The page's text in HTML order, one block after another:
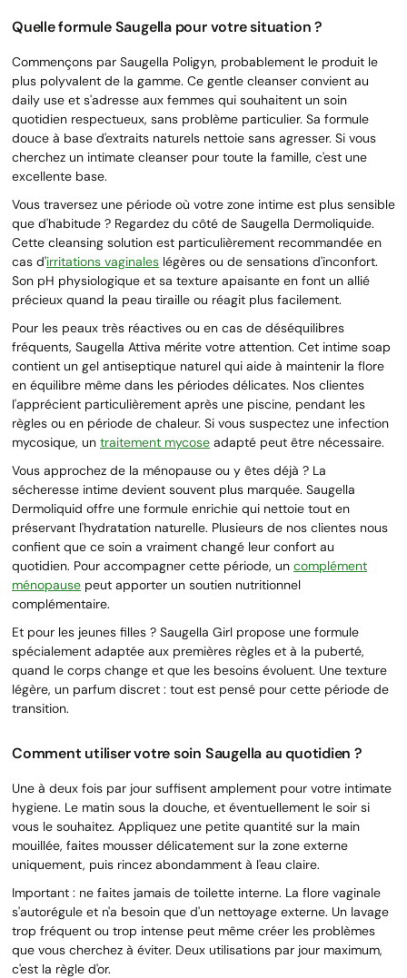
Quelle formule Saugella pour votre situation ?
Commençons par Saugella Poligyn, probablement le produit le
plus polyvalent de la gamme. Ce gentle cleanser convient au
daily use et s'adresse aux femmes qui souhaitent un soin
quotidien respectueux, sans problème particulier. Sa formule
douce à base d'extraits naturels nettoie sans agresser. Si vous
cherchez un intimate cleanser pour toute la famille, c'est une
excellente base.
Vous traversez une période où votre zone intime est plus sensible
que d'habitude ? Regardez du côté de Saugella Dermoliquide.
Cette cleansing solution est particulièrement recommandée en
cas d'irritations vaginales légères ou de sensations d'inconfort.
Son pH physiologique et sa texture apaisante en font un allié
précieux quand la peau tiraille ou réagit plus facilement.
Pour les peaux très réactives ou en cas de déséquilibres
fréquents, Saugella Attiva mérite votre attention. Cet intime soap
contient un gel antiseptique naturel qui aide à maintenir la flore
en équilibre même dans les périodes délicates. Nos clientes
l'apprécient particulièrement après une piscine, pendant les
règles ou en période de chaleur. Si vous suspectez une infection
mycosique, un traitement mycose adapté peut être nécessaire.
Vous approchez de la ménopause ou y êtes déjà ? La
sécheresse intime devient souvent plus marquée. Saugella
Dermoliquid offre une formule enrichie qui nettoie tout en
préservant l'hydratation naturelle. Plusieurs de nos clientes nous
confient que ce soin a vraiment changé leur confort au
quotidien. Pour accompagner cette période, un complément
ménopause peut apporter un soutien nutritionnel
complémentaire.
Et pour les jeunes filles ? Saugella Girl propose une formule
spécialement adaptée aux premières règles et à la puberté,
quand le corps change et que les besoins évoluent. Une texture
légère, un parfum discret : tout est pensé pour cette période de
transition.
Comment utiliser votre soin Saugella au quotidien ?
Une à deux fois par jour suffisent amplement pour votre intimate
hygiene. Le matin sous la douche, et éventuellement le soir si
vous le souhaitez. Appliquez une petite quantité sur la main
mouillée, faites mousser délicatement sur la zone externe
uniquement, puis rincez abondamment à l'eau claire.
Important : ne faites jamais de toilette interne. La flore vaginale
s'autorégule et n'a besoin que d'un nettoyage externe. Un lavage
trop fréquent ou trop intense peut même créer les problèmes
que vous cherchez à éviter. Deux utilisations par jour maximum,
c'est la règle d'or.